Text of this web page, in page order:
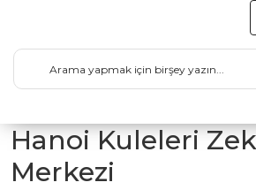
Hanoi Kuleleri
Merkezi